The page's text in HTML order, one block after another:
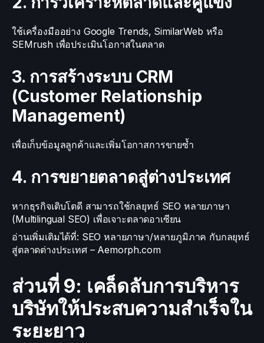
ใช้เครื่องมืออย่าง Google Trends, SimilarWeb หรือ
SEMrush เพื่อประเมินโอกาสในตลาด
3. การสร้างระบบ CRM
(Customer Relationship
Management)
เพื่อเก็บข้อมูลลูกค้าและเพิ่มโอกาสการขายซ้ำ
4. การขยายตลาดสู่ต่างประเทศ
หากธุรกิจเติบโตดี สามารถใช้กลยุทธ์ SEO หลายภาษา
(Multilingual SEO) เพื่อเจาะตลาดอาเซียน
อ่านเพิ่มเติมได้ที่: SEO หลายภาษา/หลายภูมิภาค กับกลยุทธ์
สู่ตลาดต่างประเทศ – Aemorph.com
ส่วนที่ 9: เคล็ดลับการบริหาร
บริษัทให้ประสบความสำเร็จใน
ระยะยาว